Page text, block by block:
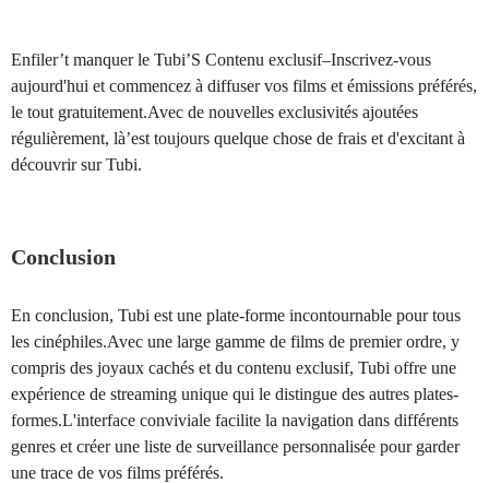
Enfiler’t manquer le Tubi’S Contenu exclusif–Inscrivez-vous
aujourd'hui et commencez à diffuser vos films et émissions préférés,
le tout gratuitement.Avec de nouvelles exclusivités ajoutées
régulièrement, là’est toujours quelque chose de frais et d'excitant à
découvrir sur Tubi.
Conclusion
En conclusion, Tubi est une plate-forme incontournable pour tous
les cinéphiles.Avec une large gamme de films de premier ordre, y
compris des joyaux cachés et du contenu exclusif, Tubi offre une
expérience de streaming unique qui le distingue des autres plates-
formes.L'interface conviviale facilite la navigation dans différents
genres et créer une liste de surveillance personnalisée pour garder
une trace de vos films préférés.